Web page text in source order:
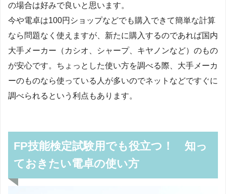
の場合は好みで良いと思います。
今や電卓は100円ショップなどでも購入できて簡単な計算
なら問題なく使えますが、新たに購入するのであれば国内
大手メーカー（カシオ、シャープ、キヤノンなど）のもの
が安心です。ちょっとした使い方を調べる際、大手メーカ
ーのものなら使っている人が多いのでネットなどですぐに
調べられるという利点もあります。
FP技能検定試験用でも役立つ！ 知っ
ておきたい電卓の使い方